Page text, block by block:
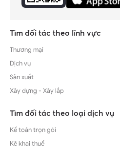
Tìm đối tác theo lĩnh vực
Thương mại
Dịch vụ
Sản xuất
Xây dựng - Xây lắp
Tìm đối tác theo loại dịch vụ
Kế toán trọn gói
Kê khai thuế